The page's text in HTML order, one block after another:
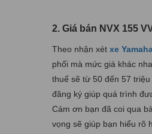
2. Giá bán NVX 155
Theo nhận xét xe
phối mà mức giá khác
thuế sẽ từ 50 đến 57
đăng ký giúp quá trình
Cám ơn bạn đã coi qua
vọng sẽ giúp bạn hiểu rõ